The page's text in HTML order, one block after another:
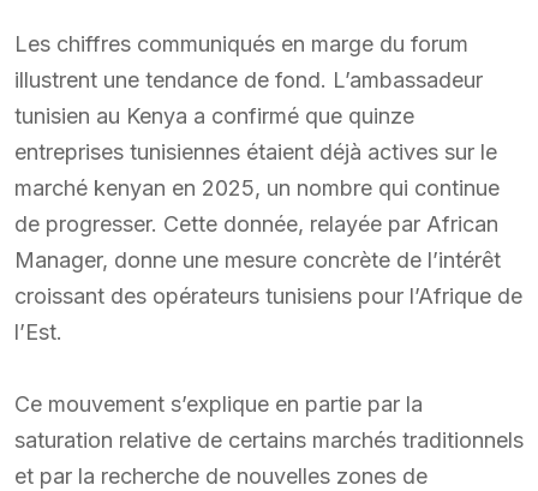
Les chiffres communiqués en marge du forum
illustrent une tendance de fond. L’ambassadeur
tunisien au Kenya a confirmé que quinze
entreprises tunisiennes étaient déjà actives sur le
marché kenyan en 2025, un nombre qui continue
de progresser. Cette donnée, relayée par African
Manager, donne une mesure concrète de l’intérêt
croissant des opérateurs tunisiens pour l’Afrique de
l’Est.
Ce mouvement s’explique en partie par la
saturation relative de certains marchés traditionnels
et par la recherche de nouvelles zones de